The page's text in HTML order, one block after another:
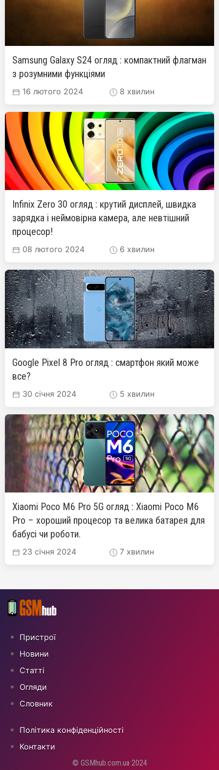
Samsung Galaxy S24 огляд : компактний флагман
з розумними функціями
16 лютого 2024 8 хвилин
Infinix Zero 30 огляд : крутий дисплей, швидка
зарядка і неймовірна камера, але невтішний
процесор!
08 лютого 2024 6 хвилин
Google Pixel 8 Pro огляд : смартфон який може
все?
30 січня 2024 5 хвилин
Xiaomi Poco M6 Pro 5G огляд : Xiaomi Poco M6
Pro – хороший процесор та велика батарея для
бабусі чи роботи.
23 січня 2024 7 хвилин
Пристрої
Новини
Статті
Огляди
Cловник
Політика конфіденційності
Контакти
© GSMhub.com.ua 2024